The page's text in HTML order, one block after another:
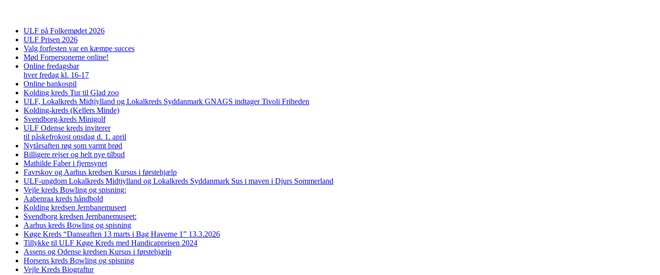
ULF på Folkemødet 2026
ULF Prisen 2026
Valg forfesten var en kæmpe succes
Mød Forpersonerne online!
Online fredagsbar
hver fredag kl. 16-17
Online bankospil
Kolding kreds Tur til Glad zoo
ULF, Lokalkreds Midtjylland og Lokalkreds Syddanmark GNAGS indtager Tivoli Friheden
Kolding-kreds (Kellers Minde)
Svendborg-kreds Minigolf
ULF Odense kreds inviterer
til påskefrokost onsdag d. 1. april
Nytårsaften røg som varmt brød
Billigere rejser og helt nye tilbud
Mathilde Faber i fjernsynet
Favrskov og Aarhus kredsen Kursus i førstehjælp
ULF-ungdom Lokalkreds Midtjylland og Lokalkreds Syddanmark Sus i maven i Djurs Sommerland
Vejle kreds Bowling og spisning:
Aabenraa kreds håndbold
Kolding kredsen Jernbanemuseet
Svendborg kredsen Jernbanemuseet:
Aarhus kreds Bowling og spisning
Køge Kreds “Danseaften 13 marts i Bag Haverne 1” 13.3.2026
Tillykke til ULF Køge Kreds med Handicapprisen 2024
Assens og Odense kredsen Kursus i førstehjælp
Horsens kreds Bowling og spisning
Vejle Kreds Biograftur